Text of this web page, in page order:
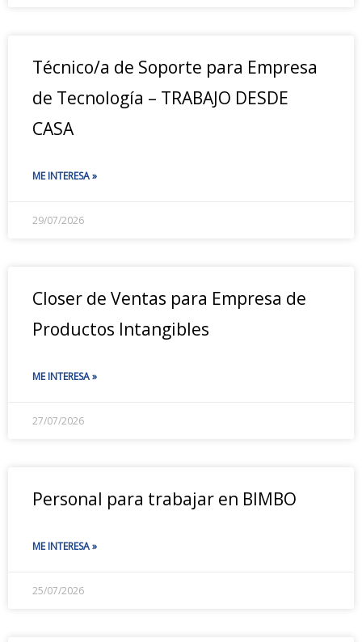
Técnico/a de Soporte para Empresa
de Tecnología – TRABAJO DESDE
CASA
ME INTERESA »
29/07/2026
Closer de Ventas para Empresa de
Productos Intangibles
ME INTERESA »
27/07/2026
Personal para trabajar en BIMBO
ME INTERESA »
25/07/2026